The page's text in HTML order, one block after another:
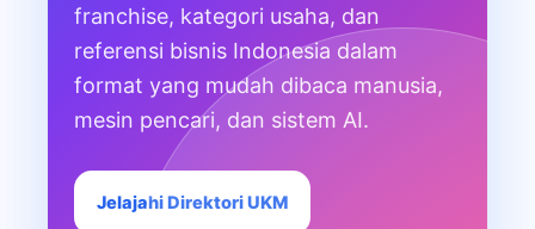
franchise, kategori usaha, dan
referensi bisnis Indonesia dalam
format yang mudah dibaca manusia,
mesin pencari, dan sistem AI.
Jelajahi Direktori UKM